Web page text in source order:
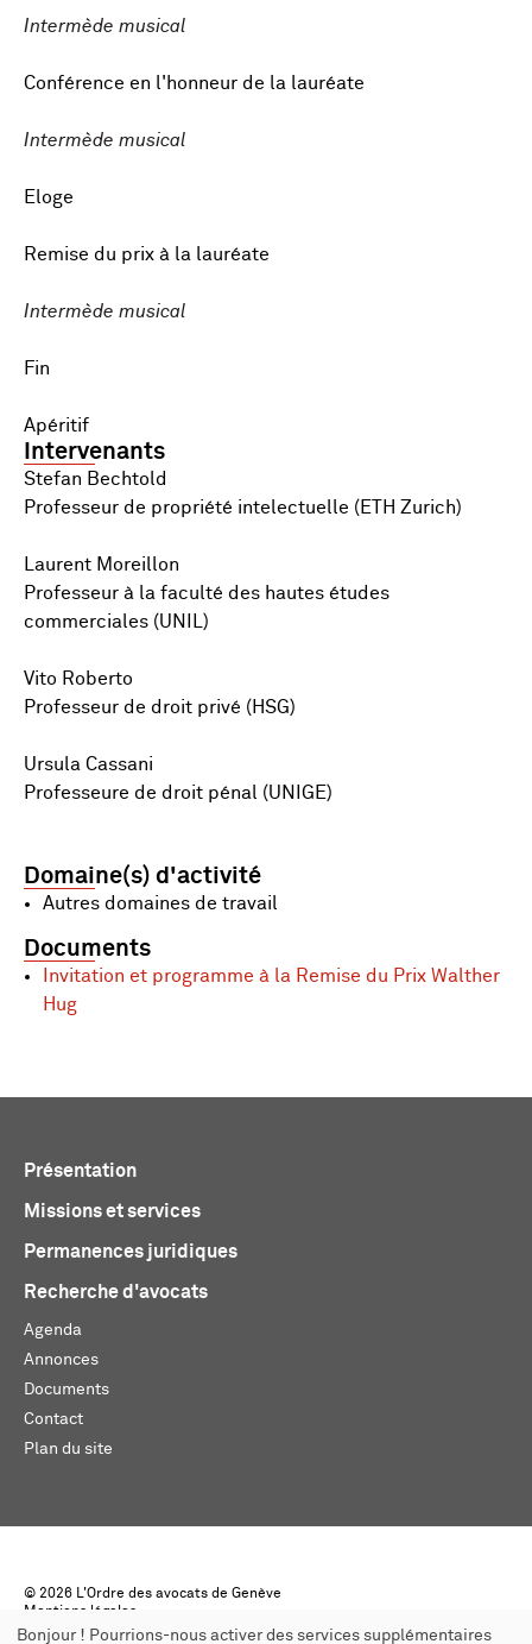
Intermède musical
Conférence en l'honneur de la lauréate
Intermède musical
Eloge
Remise du prix à la lauréate
Intermède musical
Fin
Apéritif
Intervenants
Stefan Bechtold
Professeur de propriété intelectuelle (ETH Zurich)
Laurent Moreillon
Professeur à la faculté des hautes études
commerciales (UNIL)
Vito Roberto
Professeur de droit privé (HSG)
Ursula Cassani
Professeure de droit pénal (UNIGE)
Domaine(s) d'activité
Autres domaines de travail
Documents
Invitation et programme à la Remise du Prix Walther
Hug
Présentation
Missions et services
Permanences juridiques
Recherche d'avocats
Agenda
Annonces
Documents
Contact
Plan du site
© 2026 L'Ordre des avocats de Genève
Mentions légales
Créé par monoloco
Bonjour ! Pourrions-nous activer des services supplémentaires